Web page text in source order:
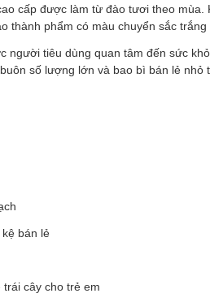
cấp được làm từ đào tươi theo
phẩm có màu chuyển sắc
tiêu dùng quan tâm đến sức
số lượng lớn và bao bì bán lẻ
bán lẻ
cây cho trẻ em